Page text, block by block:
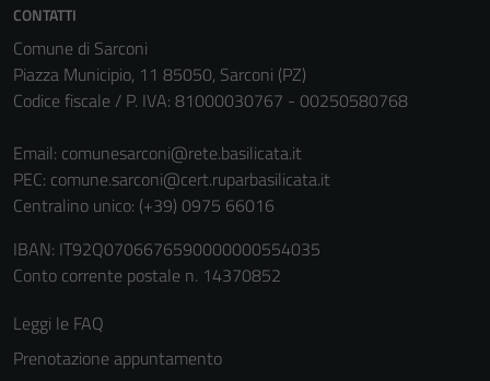
CONTATTI
Comune di Sarconi
Piazza Municipio, 11 85050, Sarconi (PZ)
Codice fiscale / P. IVA: 81000030767 - 00250580768
Email: comunesarconi@rete.basilicata.it
PEC: comune.sarconi@cert.ruparbasilicata.it
Centralino unico: (+39) 0975 66016
IBAN: IT92Q0706676590000000554035
Conto corrente postale n. 14370852
Leggi le FAQ
Prenotazione appuntamento